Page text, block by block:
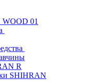
01
R
SHIHRAN